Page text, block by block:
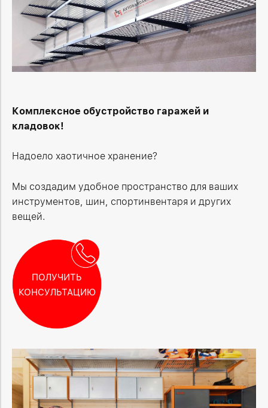
Комплексное обустройство гаражей и
кладовок!
Надоело хаотичное хранение?
Мы создадим удобное пространство для ваших
инструментов, шин, спортинвентаря и других
вещей.
ПОЛУЧИТЬ
КОНСУЛЬТАЦИЮ